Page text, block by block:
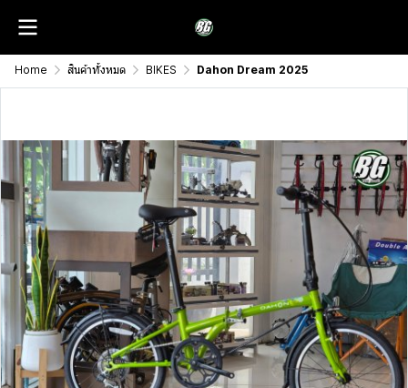
Home สินค้าทั้งหมด BIKES Dahon Dream 2025